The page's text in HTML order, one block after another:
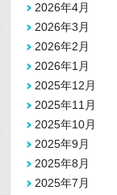
2026年4月
2026年3月
2026年2月
2026年1月
2025年12月
2025年11月
2025年10月
2025年9月
2025年8月
2025年7月